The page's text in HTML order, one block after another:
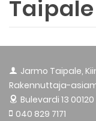
Taipale
Jarmo Taipale,
Rakennuttaja-
Bulevardi 13 00120
040 829 7171